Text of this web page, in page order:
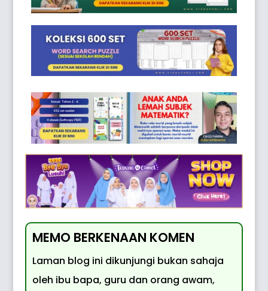
MEMO BERKENAAN KOMEN
Laman blog ini dikunjungi bukan sahaja
oleh ibu bapa, guru dan orang awam,